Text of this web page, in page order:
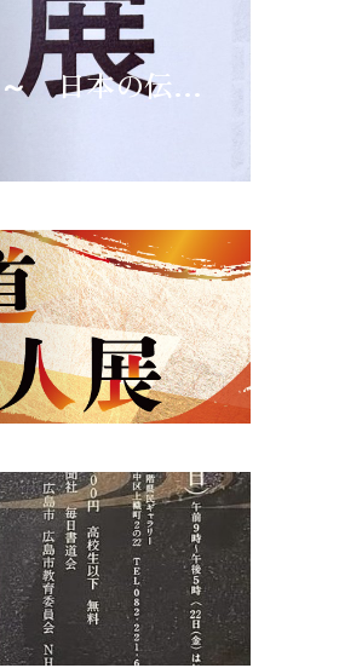
第４５回 ～この道ひとすじ～ 日本の伝統展